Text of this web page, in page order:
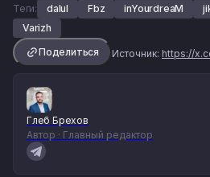
Теги: dalul Fbz inYourdreaM
Varizh
Поделиться
Источник: https://x.com/
Глеб Брехов
Автор · Главный редактор